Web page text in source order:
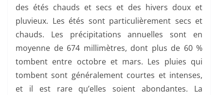
des étés chauds et secs et des hivers doux et
pluvieux. Les étés sont particulièrement secs et
chauds. Les précipitations annuelles sont en
moyenne de 674 millimètres, dont plus de 60 %
tombent entre octobre et mars. Les pluies qui
tombent sont généralement courtes et intenses,
et il est rare qu’elles soient abondantes. La